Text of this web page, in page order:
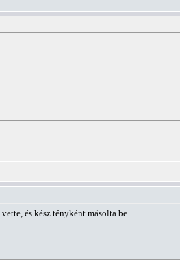
és kész tényként másolta be.